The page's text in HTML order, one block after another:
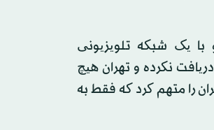
با یک شبکه تلویزیونی
نکرده و تهران هیچ
را متهم کرد که فقط به